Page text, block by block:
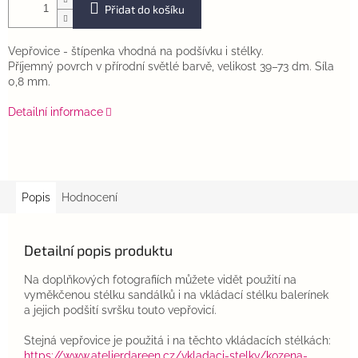
Přidat do košíku
Vepřovice - štípenka vhodná na podšívku i stélky.
Příjemný povrch v přírodní světlé barvě, velikost 39–73 dm. Síla
0,8 mm.
Detailní informace
Popis Hodnocení
Detailní popis produktu
Na doplňkových fotografiích můžete vidět použití na
vyměkčenou stélku sandálků i na vkládací stélku balerínek
a jejich podšití svršku touto vepřovicí.
Stejná vepřovice je použitá i na těchto vkládacích stélkách: